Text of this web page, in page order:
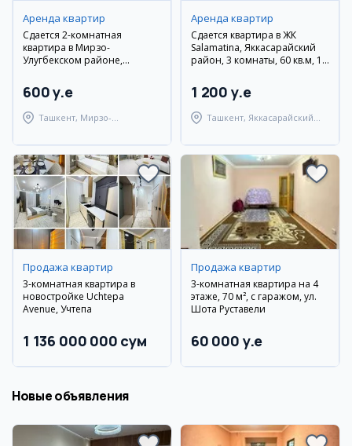
Аренда квартир
Сдается 2-комнатная
квартира в Мирзо-
Улугбекском районе,
600 y.e
Ташкент, Мирзо-
Аренда квартир
Сдается квартира в ЖК
Salamatina, Яккасарайский
район, 3 комнаты, 60 кв.м, 10
1 200 y.e
Ташкент, Яккасарайский
Продажа квартир
3-комнатная квартира в
новостройке Uchtepa
Avenue, Учтепа
1 136 000 000 сум
Продажа квартир
3-комнатная квартира на 4
этаже, 70 м², с гаражом, ул.
Шота Руставели
60 000 y.e
Новые объявления